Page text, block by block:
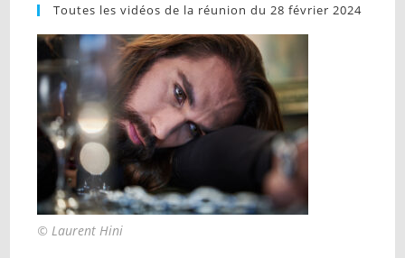
Toutes les vidéos de la réunion du 28 février 2024
© Laurent Hini